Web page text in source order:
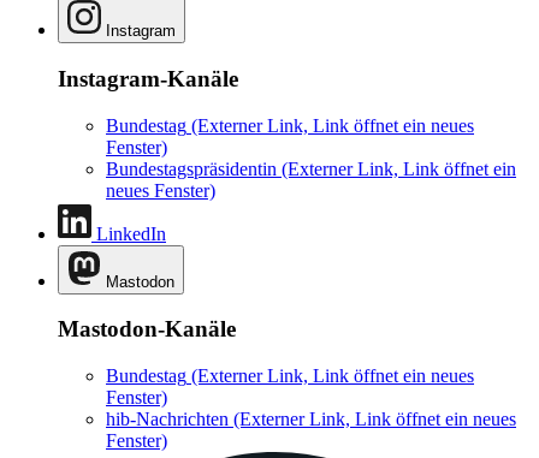
Instagram
Instagram-Kanäle
Bundestag (Externer Link, Link öffnet ein neues
Fenster)
Bundestagspräsidentin (Externer Link, Link öffnet ein
neues Fenster)
LinkedIn
Mastodon
Mastodon-Kanäle
Bundestag (Externer Link, Link öffnet ein neues
Fenster)
hib-Nachrichten (Externer Link, Link öffnet ein neues
Fenster)